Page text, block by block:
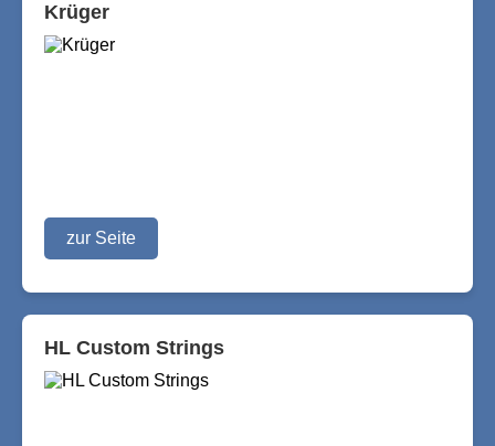
Krüger
zur Seite
HL Custom Strings